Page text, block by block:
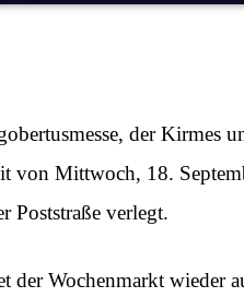
der Kirmes
von Mittwoch, 18.
Poststraße verlegt.
Wochenmarkt wieder